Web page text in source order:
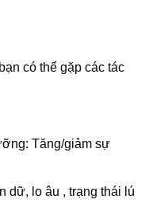
có thể gặp các tác
Tăng/giảm sự
dữ, lo âu , trạng thái lú